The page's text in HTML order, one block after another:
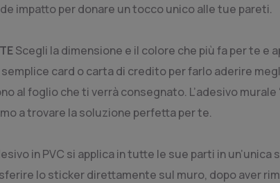
impatto per donare un tocco unico alle tue pareti.
Scegli la dimensione e il colore che più fa per te e
card o carta di credito per farlo aderire
al foglio che ti verrà consegnato. L’adesivo
a trovare la soluzione perfetta per te.
in PVC si applica in tutte le sue parti in
lo sticker direttamente sul muro, dopo aver